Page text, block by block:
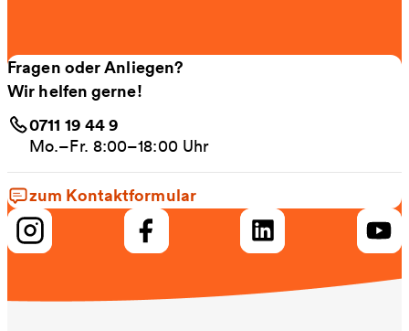
Fragen oder Anliegen?
Wir helfen gerne!
0711 19 44 9
Mo.–Fr. 8:00–18:00 Uhr
zum Kontaktformular